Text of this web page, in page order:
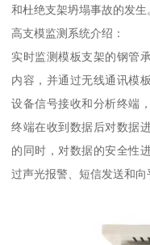
和杜绝支架坍塌事故的发生
高支模监测系统介绍：
实时监测模板支架的钢管
内容，并通过无线通讯模
设备信号接收和分析终端
终端在收到数据后对数据
的同时，对数据的安全性
过声光报警、短信发送和向